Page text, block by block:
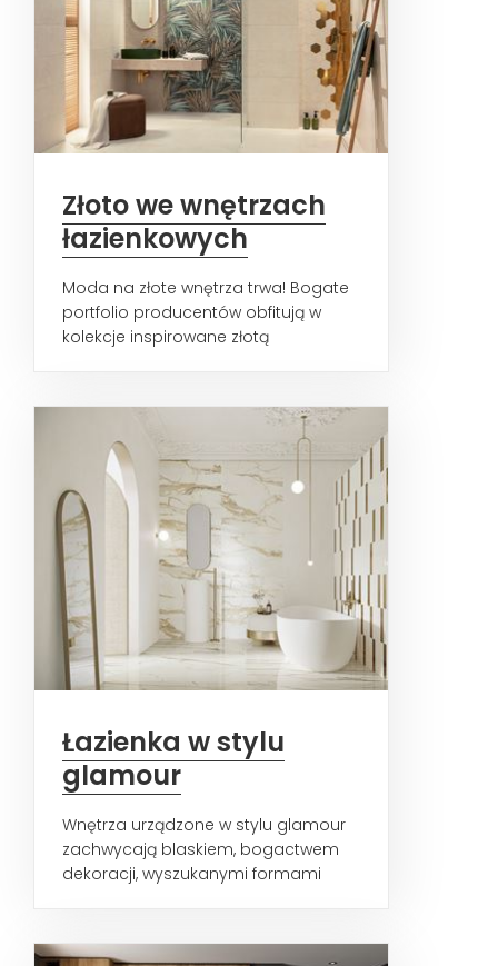
Złoto we wnętrzach
łazienkowych
Moda na złote wnętrza trwa! Bogate
portfolio producentów obfitują w
kolekcje inspirowane złotą
Łazienka w stylu
glamour
Wnętrza urządzone w stylu glamour
zachwycają blaskiem, bogactwem
dekoracji, wyszukanymi formami